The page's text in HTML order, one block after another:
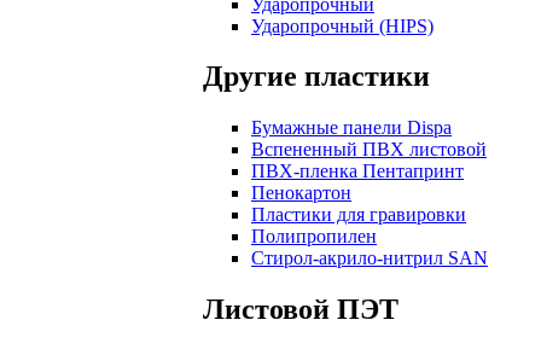
Ударопрочный (HIPS)
Другие пластики
Бумажные панели Dispa
Вспененный ПВХ листовой
ПВХ-пленка Пентапринт
Пенокартон
Пластики для гравировки
Полипропилен
Стирол-акрило-нитрил SAN
Листовой ПЭТ